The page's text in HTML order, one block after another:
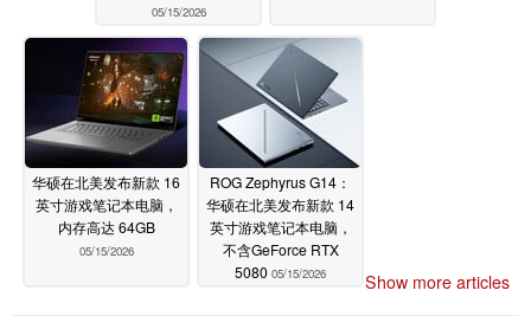
05/15/2026
华硕在北美发布新款 16
英寸游戏笔记本电脑，
内存高达 64GB
05/15/2026
ROG Zephyrus G14：
华硕在北美发布新款 14
英寸游戏笔记本电脑，
不含GeForce RTX
5080 05/15/2026 Show more articles